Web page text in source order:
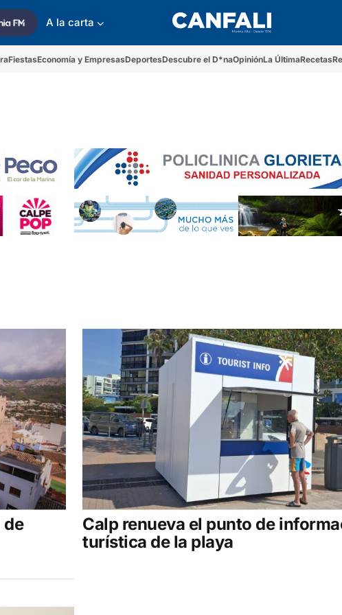
A la carta
FiestasEconomía y EmpresasDeportesDescubre el D*naOpiniónLa ÚltimaRecetas
de
Calp renueva el punto de
turística de la playa